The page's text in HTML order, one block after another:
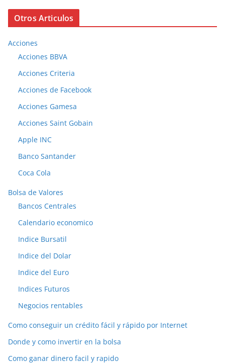
Otros Articulos
Acciones
Acciones BBVA
Acciones Criteria
Acciones de Facebook
Acciones Gamesa
Acciones Saint Gobain
Apple INC
Banco Santander
Coca Cola
Bolsa de Valores
Bancos Centrales
Calendario economico
Indice Bursatil
Indice del Dolar
Indice del Euro
Indices Futuros
Negocios rentables
Como conseguir un crédito fácil y rápido por Internet
Donde y como invertir en la bolsa
Como ganar dinero facil y rapido